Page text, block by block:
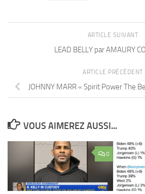
ARTICLE SUIVANT
LEAD BELLY par AMAURY
ARTICLE PRÉCÉDENT
JOHNNY MARR « Spirit Power The
VOUS AIMEREZ AUSSI...
0